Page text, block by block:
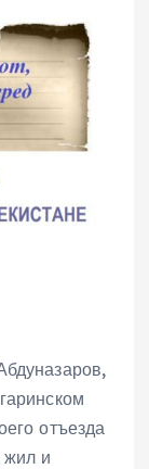
отъезда
жил и